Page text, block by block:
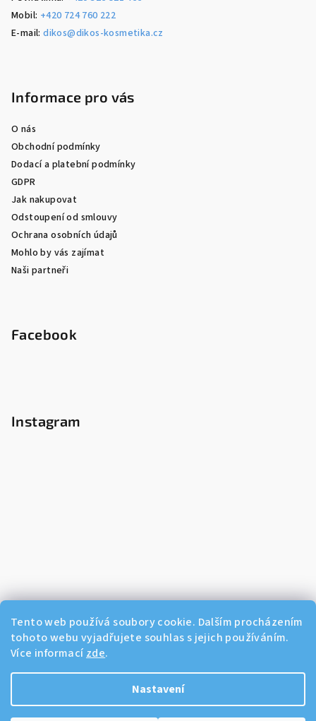
Tento web používá soubory cookie. Dalším procházením
tohoto webu vyjadřujete souhlas s jejich používáním.
Více informací zde.
Nastavení
Mobil: +420 724 760 222
E-mail:dikos@dikos-kosmetika.cz
Informace pro vás
O nás
Obchodní podmínky
Dodací a platební podmínky
GDPR
Jak nakupovat
Odstoupení od smlouvy
Ochrana osobních údajů
Mohlo by vás zajímat
Naši partneři
Facebook
Instagram
Sledovat na Instagramu